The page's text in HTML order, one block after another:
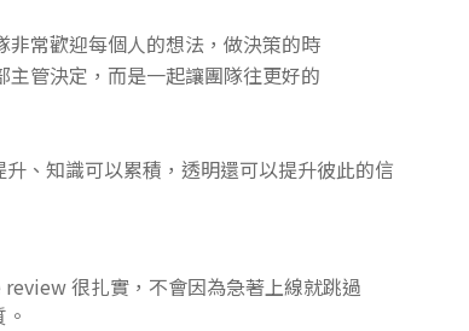
常歡迎每個人的想法，做決策的時
管決定，而是一起讓團隊往更好的
、知識可以累積，透明還可以提升彼此的信
很扎實，不會因為急著上線就跳過